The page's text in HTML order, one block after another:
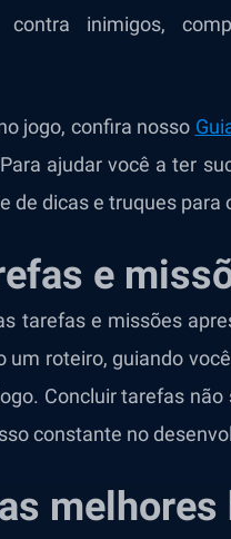
inimigos,
jogo, confira nosso
ajudar você a ter
de dicas e truques para
e
tarefas e missões
roteiro, guiando
Concluir tarefas
constante no